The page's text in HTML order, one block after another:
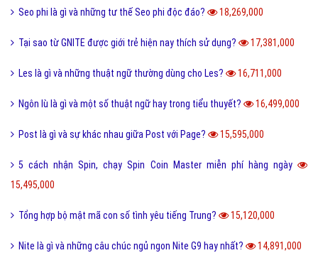
Seo phi là gì và những tư thế Seo phi độc đáo? 18,269,000
Tại sao từ GNITE được giới trẻ hiện nay thích sử dụng? 17,381,000
Les là gì và những thuật ngữ thường dùng cho Les? 16,711,000
Ngôn lù là gì và một số thuật ngữ hay trong tiểu thuyết? 16,499,000
Post là gì và sự khác nhau giữa Post với Page? 15,595,000
5 cách nhận Spin, chạy Spin Coin Master miễn phí hàng ngày
15,495,000
Tổng hợp bộ mật mã con số tình yêu tiếng Trung? 15,120,000
Nite là gì và những câu chúc ngủ ngon Nite G9 hay nhất? 14,891,000